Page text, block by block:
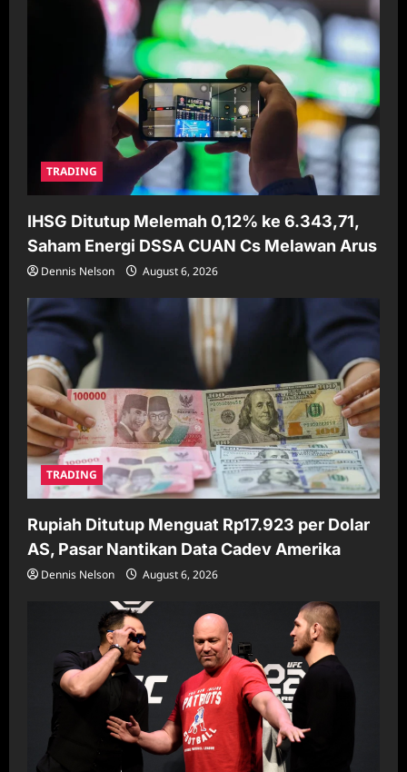
TRADING
IHSG Ditutup Melemah 0,12% ke 6.343,71,
Saham Energi DSSA CUAN Cs Melawan Arus
Dennis Nelson August 6, 2026
TRADING
Rupiah Ditutup Menguat Rp17.923 per Dolar
AS, Pasar Nantikan Data Cadev Amerika
Dennis Nelson August 6, 2026